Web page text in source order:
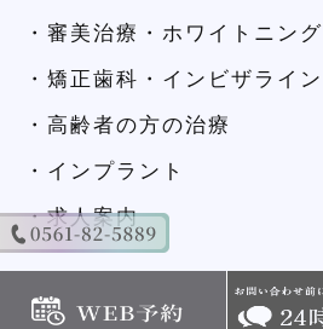
・審美治療・ホワイトニング
・矯正歯科・インビザライン
・高齢者の方の治療
・インプラント
・求人案内